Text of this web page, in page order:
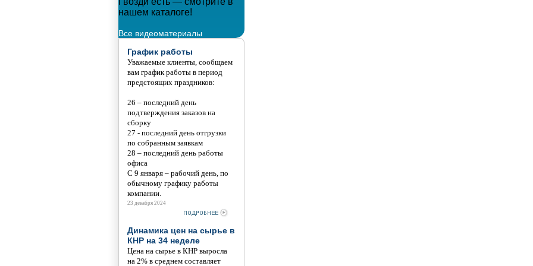
нашем каталоге!
Все видеоматериалы
График работы
Уважаемые клиенты, сообщаем
вам график работы в период
предстоящих праздников:
26 – последний день
подтверждения заказов на
сборку
27 - последний день отгрузки
по собранным заявкам
28 – последний день работы
офиса
С 9 января – рабочий день, по
обычному графику работы
компании.
23 декабря 2024
Динамика цен на сырье в
КНР на 34 неделе
Цена на сырье в КНР выросла
на 2% в среднем составляет